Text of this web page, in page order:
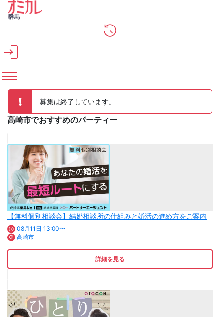
メインコンテンツへスキップ
群馬
募集は終了しています。
高崎市でおすすめのパーティー
【無料個別相談会】結婚相談所の仕組みと婚活の進め方をご案内
08月11日 13:00〜
高崎市
詳細を見る